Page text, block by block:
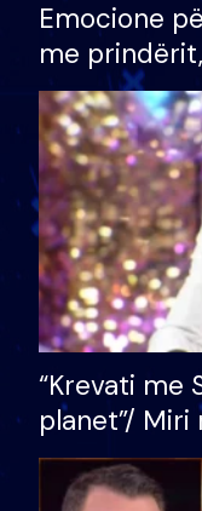
Emocione
me
divorci apo
“Krevati me
planet”/
bukura në
mungojë